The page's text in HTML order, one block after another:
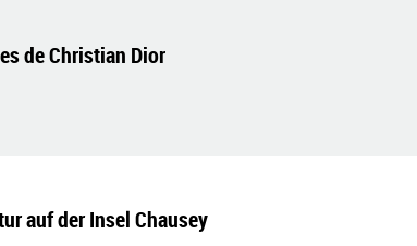
de Christian Dior
auf der Insel Chausey